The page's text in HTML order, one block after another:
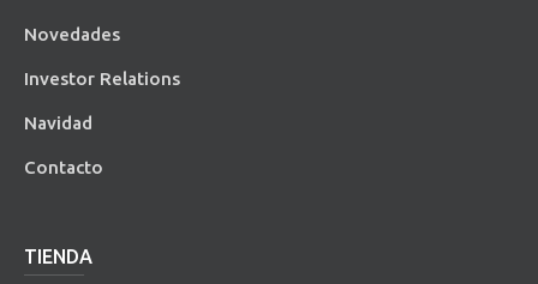
Novedades
Investor Relations
Navidad
Contacto
TIENDA